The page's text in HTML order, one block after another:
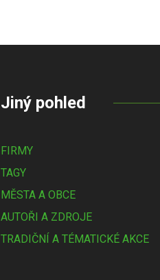
Jiný pohled
FIRMY
TAGY
MĚSTA A OBCE
AUTOŘI A ZDROJE
TRADIČNÍ A TÉMATICKÉ AKCE